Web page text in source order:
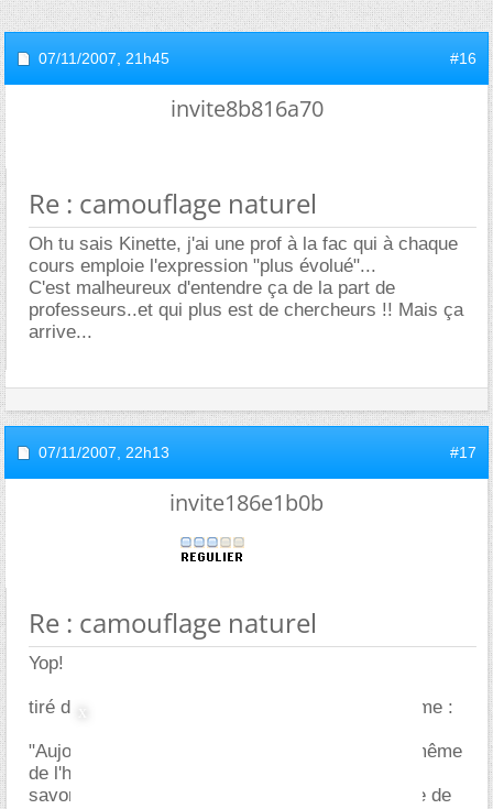
07/11/2007, 21h45 #16
invite8b816a70
Re : camouflage naturel
Oh tu sais Kinette, j'ai une prof à la fac qui à chaque
cours emploie l'expression "plus évolué"...
C'est malheureux d'entendre ça de la part de
professeurs..et qui plus est de chercheurs !! Mais ça
arrive...
07/11/2007, 22h13 #17
invite186e1b0b
Re : camouflage naturel
Yop!
tiré du même site dans l'éminente rubrique énigme :
"Aujourd'hui encore, la question de l'apparition même
de l'homme n'est pas encore élucidée. Nous ne
savons finalement pas grand chose sur l'histoire de